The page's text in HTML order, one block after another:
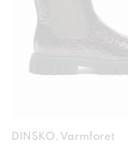
DINSKO, Varmforet